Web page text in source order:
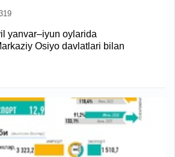
yanvar–iyun oylarida
Osiyo davlatlari bilan